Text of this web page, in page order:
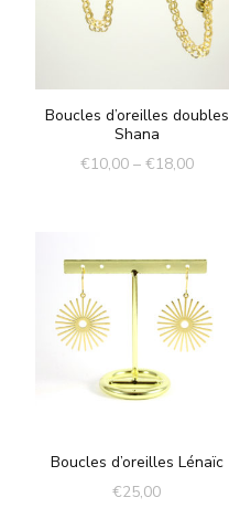
Boucles d’oreilles doubles
Shana
€10,00– €18,00
Boucles d’oreilles Lénaïc
€25,00